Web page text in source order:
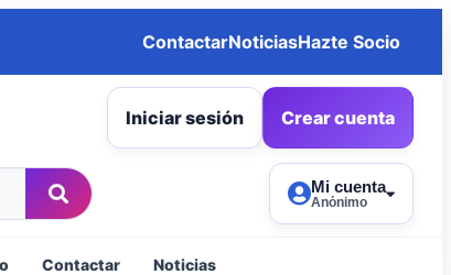
ContactarNoticiasHazte Socio
Iniciar sesión Crear cuenta
Mi cuenta
Anónimo
Contactar Noticias